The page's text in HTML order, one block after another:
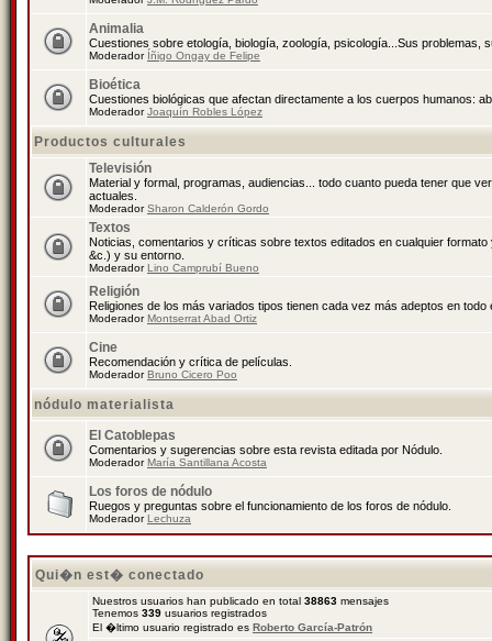
Animalia
Cuestiones sobre etología, biología, zoología, psicología...Sus problemas,
Moderador Íñigo Ongay de Felipe
Bioética
Cuestiones biológicas que afectan directamente a los cuerpos humanos:
ModeradorJoaquín Robles López
Productos culturales
Televisión
Material y formal, programas, audiencias... todo cuanto pueda tener que
actuales.
ModeradorSharon Calderón Gordo
Textos
Noticias, comentarios y críticas sobre textos editados en cualquier
&c.) y su entorno.
ModeradorLino Camprubí Bueno
Religión
Religiones de los más variados tipos tienen cada vez más adeptos en todo
ModeradorMontserrat Abad Ortiz
Cine
Recomendación y crítica de películas.
ModeradorBruno Cicero Poo
nódulo materialista
El Catoblepas
Comentarios y sugerencias sobre esta revista editada por Nódulo.
ModeradorMaría Santillana Acosta
Los foros de nódulo
Ruegos y preguntas sobre el funcionamiento de los foros de nódulo.
ModeradorLechuza
Qui�n est� conectado
Nuestros usuarios han publicado en total 38863 mensajes
Tenemos 339 usuarios registrados
El �ltimo usuario registrado es Roberto García-Patrón